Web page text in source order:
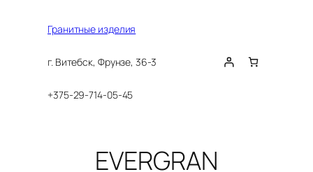
Гранитные изделия
г. Витебск, Фрунзе, 36-3
+375-29-714-05-45
EVERGRAN